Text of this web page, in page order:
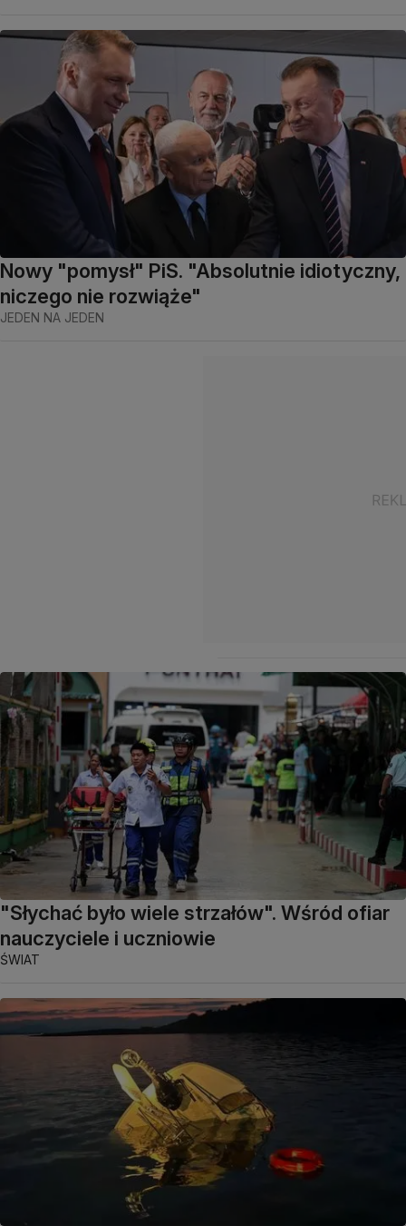
Nowy "pomysł" PiS. "Absolutnie idiotyczny,
niczego nie rozwiąże"
JEDEN NA JEDEN
"Słychać było wiele strzałów". Wśród ofiar
nauczyciele i uczniowie
ŚWIAT